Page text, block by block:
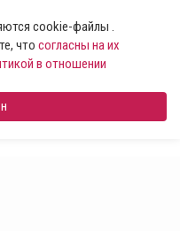
cookie-файлы .
что согласны на их
в отношении